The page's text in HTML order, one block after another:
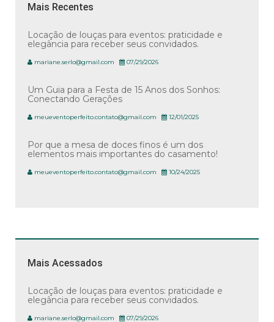
Mais Recentes
Locação de louças para eventos: praticidade e
elegância para receber seus convidados.
mariane.serlo@gmail.com 07/29/2026
Um Guia para a Festa de 15 Anos dos Sonhos:
Conectando Gerações
meueventoperfeito.contato@gmail.com 12/01/2025
Por que a mesa de doces finos é um dos
elementos mais importantes do casamento!
meueventoperfeito.contato@gmail.com 10/24/2025
Mais Acessados
Locação de louças para eventos: praticidade e
elegância para receber seus convidados.
mariane.serlo@gmail.com 07/29/2026